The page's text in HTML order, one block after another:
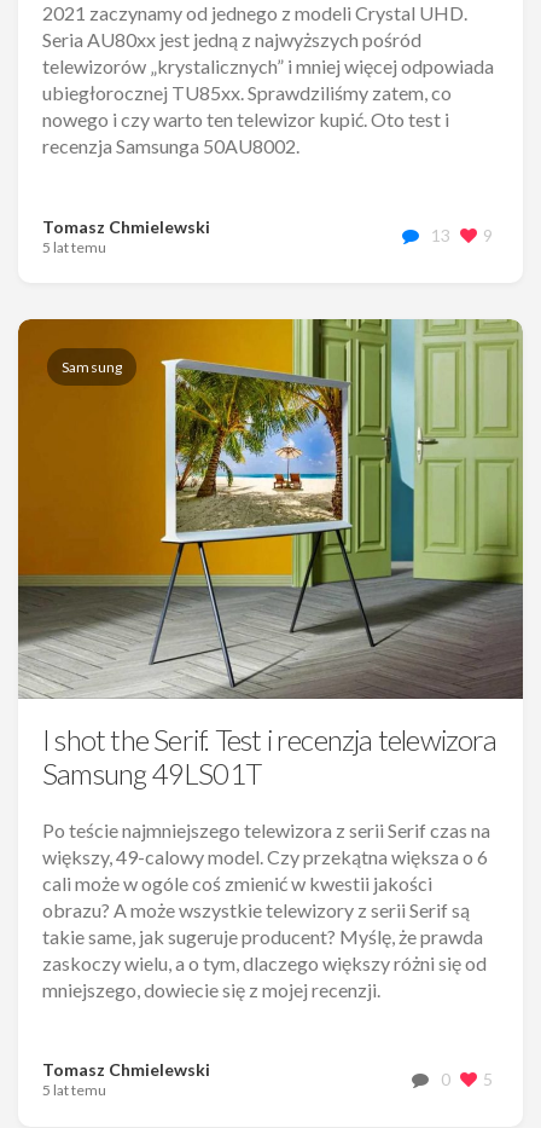
2021 zaczynamy od jednego z modeli Crystal UHD.
Seria AU80xx jest jedną z najwyższych pośród
telewizorów „krystalicznych” i mniej więcej odpowiada
ubiegłorocznej TU85xx. Sprawdziliśmy zatem, co
nowego i czy warto ten telewizor kupić. Oto test i
recenzja Samsunga 50AU8002.
Tomasz Chmielewski
5 lat temu
13 9
Samsung
I shot the Serif. Test i recenzja telewizora
Samsung 49LS01T
Po teście najmniejszego telewizora z serii Serif czas na
większy, 49-calowy model. Czy przekątna większa o 6
cali może w ogóle coś zmienić w kwestii jakości
obrazu? A może wszystkie telewizory z serii Serif są
takie same, jak sugeruje producent? Myślę, że prawda
zaskoczy wielu, a o tym, dlaczego większy różni się od
mniejszego, dowiecie się z mojej recenzji.
Tomasz Chmielewski
5 lat temu
0 5